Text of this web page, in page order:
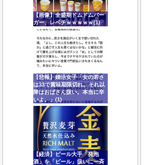
【画像】全盛期ドムドムバー
ガー、レベチｗｗｗｗｗ(1)
【悲報】婚活女子「女の若さ
は33で賞味期限切れ。それ以
降はおばさん扱い。本当に辛
いよ。」(1)
【経済】ビール大手「発泡
酒」を「ビール」扱いに一斉